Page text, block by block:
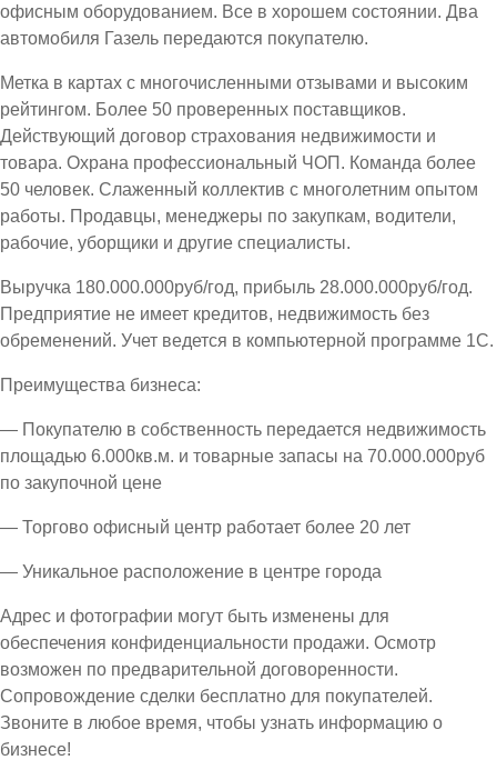
офисным оборудованием. Все в хорошем состоянии. Два
автомобиля Газель передаются покупателю.
Метка в картах с многочисленными отзывами и высоким
рейтингом. Более 50 проверенных поставщиков.
Действующий договор страхования недвижимости и
товара. Охрана профессиональный ЧОП. Команда более
50 человек. Слаженный коллектив с многолетним опытом
работы. Продавцы, менеджеры по закупкам, водители,
рабочие, уборщики и другие специалисты.
Выручка 180.000.000руб/год, прибыль 28.000.000руб/год.
Предприятие не имеет кредитов, недвижимость без
обременений. Учет ведется в компьютерной программе 1С.
Преимущества бизнеса:
— Покупателю в собственность передается недвижимость
площадью 6.000кв.м. и товарные запасы на 70.000.000руб
по закупочной цене
— Торгово офисный центр работает более 20 лет
— Уникальное расположение в центре города
Адрес и фотографии могут быть изменены для
обеспечения конфиденциальности продажи. Осмотр
возможен по предварительной договоренности.
Сопровождение сделки бесплатно для покупателей.
Звоните в любое время, чтобы узнать информацию о
бизнесе!